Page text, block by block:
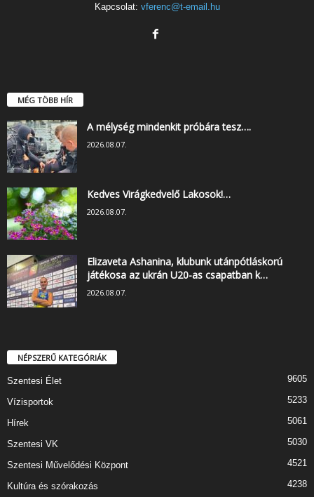
Kapcsolat: vferenc@t-email.hu
MÉG TÖBB HÍR
A mélység mindenkit próbára tesz….
2026.08.07.
Kedves Virágkedvelő Lakosok!…
2026.08.07.
Elizaveta Ashanina, klubunk utánpótláskorú
játékosa az ukrán U20-as csapatban k…
2026.08.07.
NÉPSZERŰ KATEGÓRIÁK
Szentesi Élet 9605
Vízisportok 5233
Hírek 5061
Szentesi VK 5030
Szentesi Művelődési Központ 4521
Kultúra és szórakozás 4238